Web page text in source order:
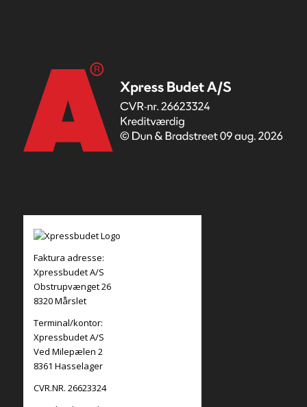
Faktura adresse:
Xpressbudet A/S
Obstrupvænget 26
8320 Mårslet
Terminal/kontor:
Xpressbudet A/S
Ved Milepælen 2
8361 Hasselager
CVR.NR. 26623324